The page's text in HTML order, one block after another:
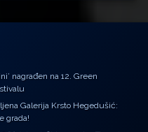
nagrađen na 12. Green
Galerija Krsto Hegedušić:
grada!